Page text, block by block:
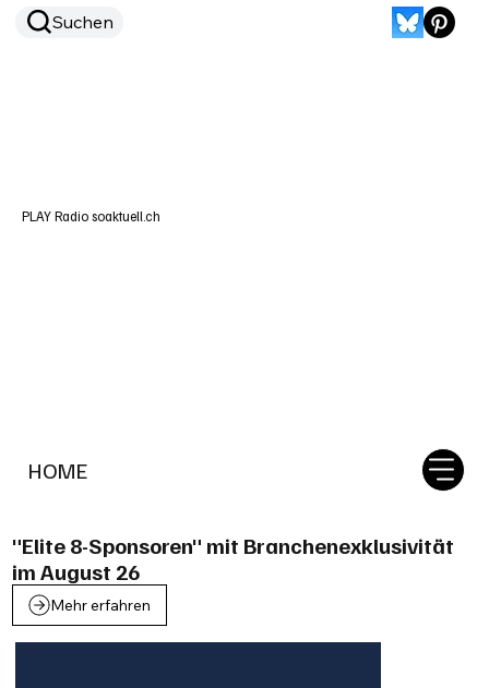
HOME
Suchen
PLAY Radio soaktuell.ch
"Elite 8-Sponsoren" mit Branchenexklusivität
im August 26
Mehr erfahren